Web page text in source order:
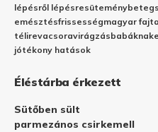
lépésről lépésresütemény
emésztésfrissességmagyar fajta
télirevacsoravirágzásbabáknak
jótékony hatások
Éléstárba érkezett
Sütőben sült
parmezános csirkemell